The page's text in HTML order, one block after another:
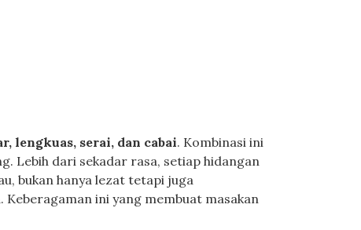
lengkuas, serai, dan cabai. Kombinasi ini
Lebih dari sekadar rasa, setiap hidangan
bukan hanya lezat tetapi juga
ini yang membuat masakan